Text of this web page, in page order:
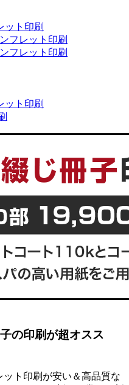
の印刷が超オスス
ト印刷が安い＆高品質な